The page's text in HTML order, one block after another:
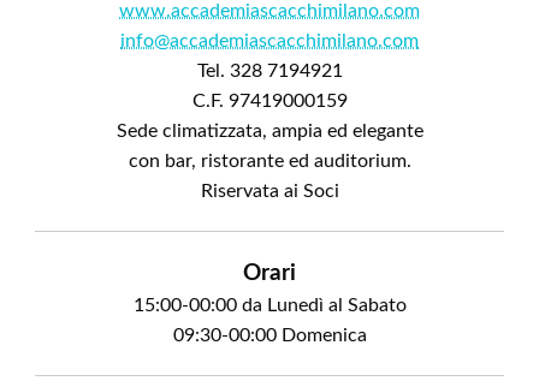
www.accademiascacchimilano.com
info@accademiascacchimilano.com
Tel. 328 7194921
C.F. 97419000159
Sede climatizzata, ampia ed elegante
con bar, ristorante ed auditorium.
Riservata ai Soci
Orari
15:00-00:00 da Lunedì al Sabato
09:30-00:00 Domenica